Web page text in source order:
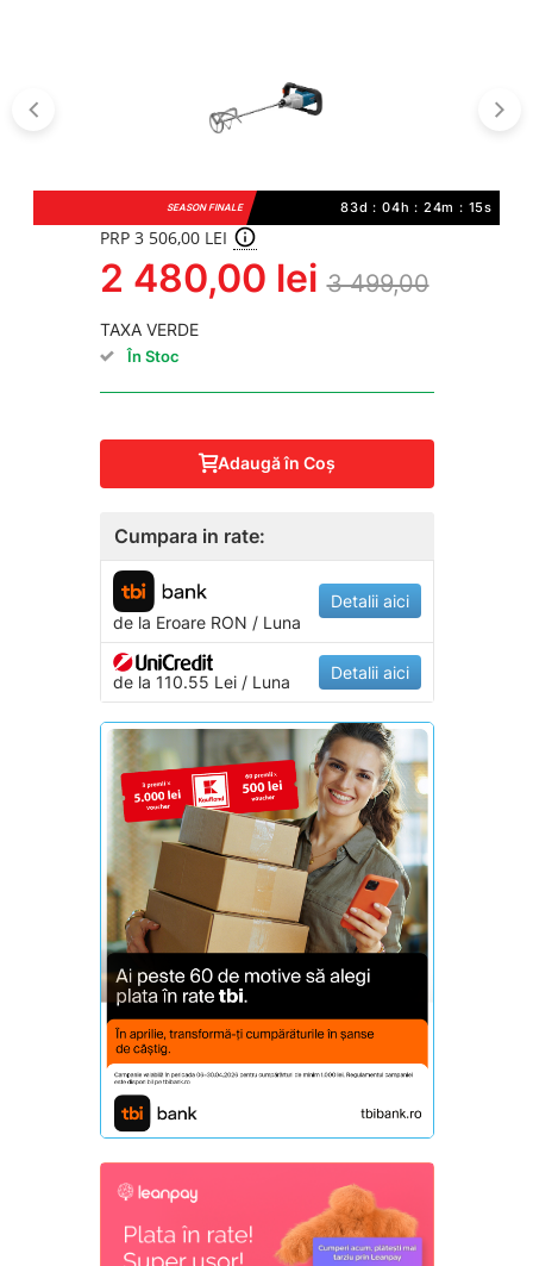
SEASON FINALE 83d : 04h : 24m : 15s
PRP 3 506,00 LEI
2 480,00 lei 3 499,00
TAXA VERDE
În Stoc
Adaugă în Coş
Cumpara in rate:
de la EroareRON / Luna
Detalii aici
de la 110.55 Lei / Luna Detalii aici